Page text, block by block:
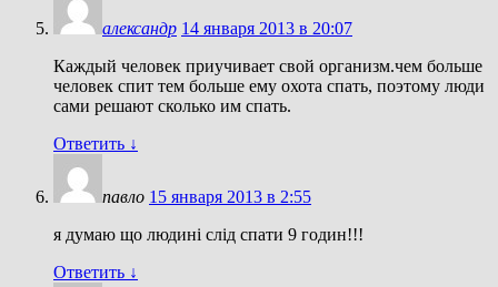
александр 14 января 2013 в 20:07
Каждый человек приучивает свой организм.чем больше
человек спит тем больше ему охота спать, поэтому люди
сами решают сколько им спать.
Ответить ↓
павло 15 января 2013 в 2:55
я думаю що людині слід спати 9 годин!!!
Ответить ↓